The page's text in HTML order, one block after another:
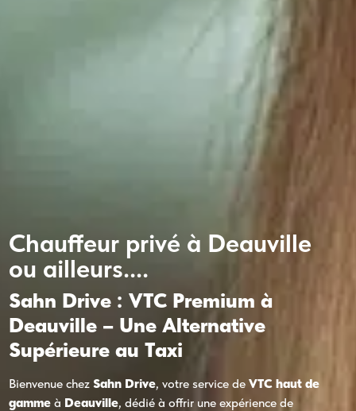
Chauffeur privé à Deauville
ou ailleurs....
Sahn Drive : VTC Premium à
Deauville – Une Alternative
Supérieure au Taxi
Bienvenue chez Sahn Drive, votre service deVTC haut de
gamme à Deauville, dédié à offrir une expérience de